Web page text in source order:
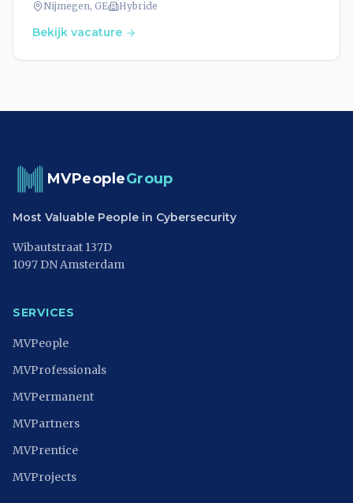
Nijmegen, GE Hybride
Bekijk vacature
MVPeopleGroup
Most Valuable People in Cybersecurity
Wibautstraat 137D
1097 DN Amsterdam
SERVICES
MVPeople
MVProfessionals
MVPermanent
MVPartners
MVPrentice
MVProjects